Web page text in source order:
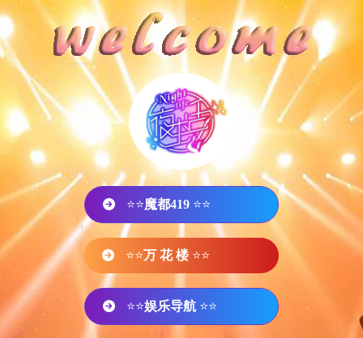
⭐⭐魔都419 ⭐⭐
⭐⭐万 花 楼 ⭐⭐
⭐⭐娱乐导航 ⭐⭐